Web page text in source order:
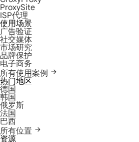
ProxySite
ISP代理
使用场景
广告验证
社交媒体
市场研究
品牌保护
电子商务
所有使用案例
热门地区
德国
韩国
俄罗斯
法国
巴西
所有位置
资源